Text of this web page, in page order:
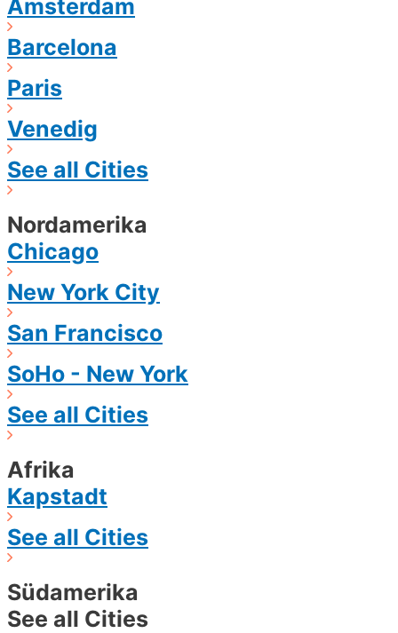
Amsterdam
Barcelona
Paris
Venedig
See all Cities
Nordamerika
Chicago
New York City
San Francisco
SoHo - New York
See all Cities
Afrika
Kapstadt
See all Cities
Südamerika
See all Cities